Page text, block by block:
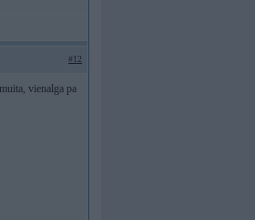
#12
vienalga pa